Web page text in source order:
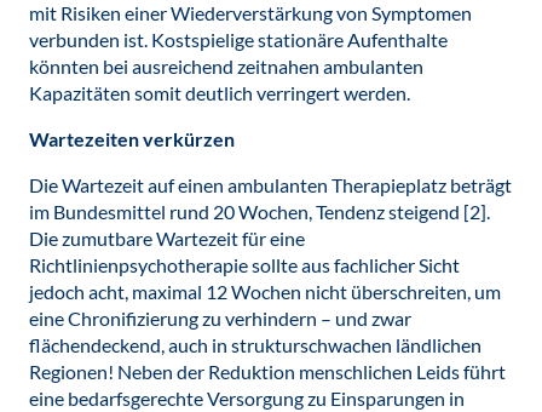
mit Risiken einer Wiederverstärkung von Symptomen
verbunden ist. Kostspielige stationäre Aufenthalte
könnten bei ausreichend zeitnahen ambulanten
Kapazitäten somit deutlich verringert werden.
Wartezeiten verkürzen
Die Wartezeit auf einen ambulanten Therapieplatz beträgt
im Bundesmittel rund 20 Wochen, Tendenz steigend [2].
Die zumutbare Wartezeit für eine
Richtlinienpsychotherapie sollte aus fachlicher Sicht
jedoch acht, maximal 12 Wochen nicht überschreiten, um
eine Chronifizierung zu verhindern – und zwar
flächendeckend, auch in strukturschwachen ländlichen
Regionen! Neben der Reduktion menschlichen Leids führt
eine bedarfsgerechte Versorgung zu Einsparungen in